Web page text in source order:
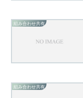
組み合わせ共有
組み合わせ共有